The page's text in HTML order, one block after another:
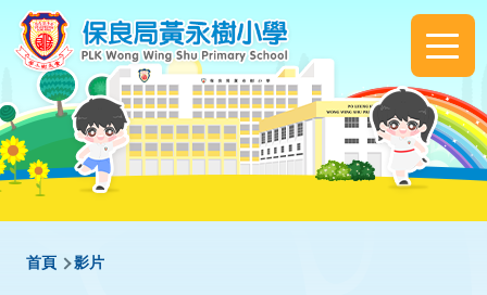
移至主內容
Main
navigation
導首頁 影片